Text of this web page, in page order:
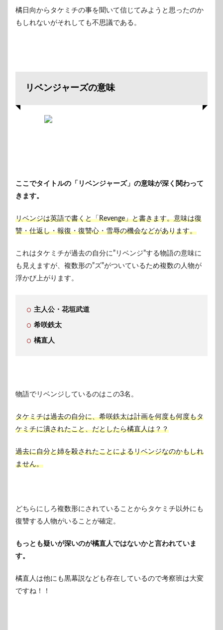
橘日向からタケミチの事を聞いて信じてみようと思ったのか
もしれないがそれしても不思議である。
リベンジャーズの意味
ここでタイトルの「リベンジャーズ」の意味が深く関わって
きます。
リベンジは英語で書くと「Revenge」と書きます。意味は復
讐・仕返し・報復・復讐心・雪辱の機会などがあります。
これはタケミチが過去の自分に”リベンジ”する物語の意味に
も見えますが、複数形の”ズ”がついているため複数の人物が
浮かび上がります。
主人公・花垣武道
希咲鉄太
橘直人
物語でリベンジしているのはこの3名。
タケミチは過去の自分に、希咲鉄太は計画を何度も何度もタ
ケミチに潰されたこと、だとしたら橘直人は？？
過去に自分と姉を殺されたことによるリベンジなのかもしれ
ません。
どちらにしろ複数形にされていることからタケミチ以外にも
復讐する人物がいることが確定。
もっとも疑いが深いのが橘直人ではないかと言われていま
す。
橘直人は他にも黒幕説なども存在しているので考察班は大変
ですね！！